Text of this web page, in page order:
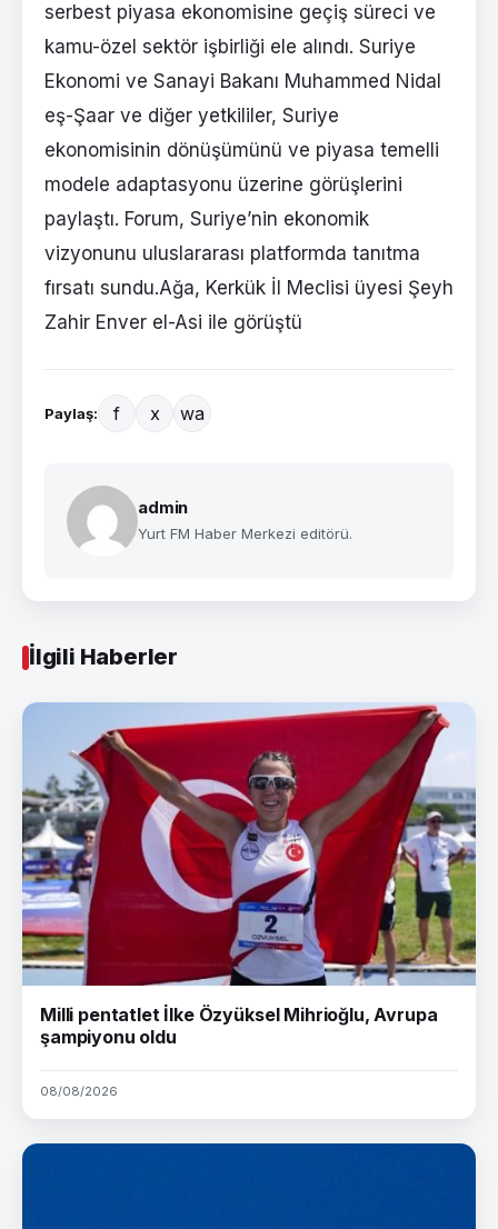
serbest piyasa ekonomisine geçiş süreci ve
kamu-özel sektör işbirliği ele alındı. Suriye
Ekonomi ve Sanayi Bakanı Muhammed Nidal
eş-Şaar ve diğer yetkililer, Suriye
ekonomisinin dönüşümünü ve piyasa temelli
modele adaptasyonu üzerine görüşlerini
paylaştı. Forum, Suriye’nin ekonomik
vizyonunu uluslararası platformda tanıtma
fırsatı sundu.Ağa, Kerkük İl Meclisi üyesi Şeyh
Zahir Enver el-Asi ile görüştü
Paylaş: f x wa
admin
Yurt FM Haber Merkezi editörü.
İlgili Haberler
Milli pentatlet İlke Özyüksel Mihrioğlu, Avrupa
şampiyonu oldu
08/08/2026